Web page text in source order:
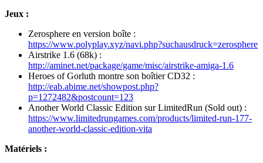
Jeux :
Zerosphere en version boîte :
https://www.polyplay.xyz/navi.php?suchausdruck=zerosphere
Airstrike 1.6 (68k) :
http://aminet.net/package/game/misc/airstrike-amiga-1.6
Heroes of Gorluth montre son boîtier CD32 :
http://eab.abime.net/showpost.php?
p=1272482&postcount=123
Another World Classic Edition sur LimitedRun (Sold out) :
https://www.limitedrungames.com/products/limited-run-177-
another-world-classic-edition-vita
Matériels :